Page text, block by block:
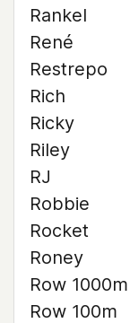
Rankel
René
Restrepo
Rich
Ricky
Riley
RJ
Robbie
Rocket
Roney
Row 1000m
Row 100m